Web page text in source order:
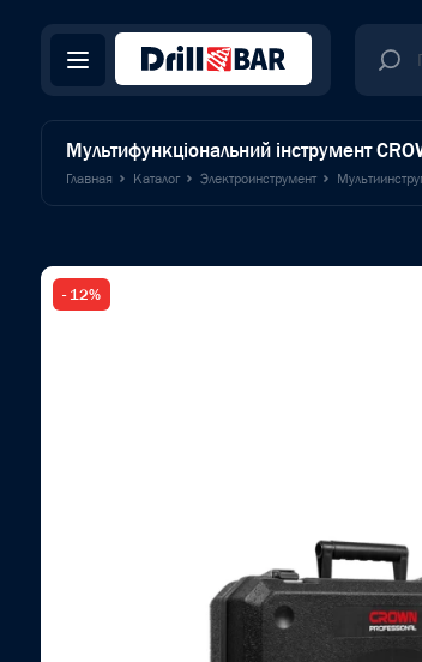
Мультифункціональний інструмент
Главная Каталог Электроинструмент
- 12%